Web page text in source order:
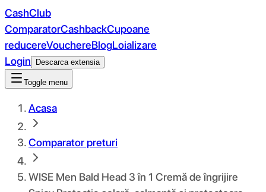
CashClub
ComparatorCashbackCupoane
reducereVouchereBlogLoializare
Login
Descarca extensia
Toggle menu
Acasa
Comparator preturi
WISE Men Bald Head 3 în 1 Cremă de îngrijire